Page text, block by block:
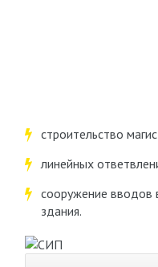
строительство
линейных
сооружение вводов
здания.